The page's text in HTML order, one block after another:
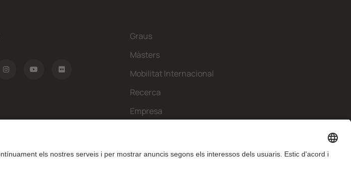
Graus
Màsters
Mobilitat Internacional
Recerca
Empresa